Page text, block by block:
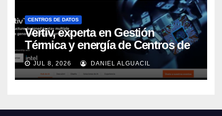
CENTROS DE DATOS
Vertiv, experta en Gestión
Térmica y energía de Centros de
Datos, sigue su crecimiento
imparable
JUL 8, 2026 DANIEL ALGUACIL